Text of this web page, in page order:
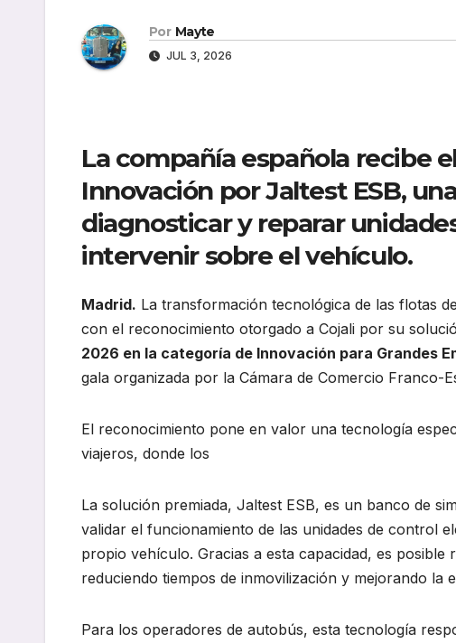
Por Mayte
JUL 3, 2026
La compañía española recibe
Innovación por Jaltest ESB,
diagnosticar y reparar
intervenir sobre el vehículo.
Madrid. La transformación tecnológica de las flotas
con el reconocimiento otorgado a Cojali por su
2026 en la categoría de Innovación para Grandes
gala organizada por la Cámara de Comercio Franco-
El reconocimiento pone en valor una tecnología
viajeros, donde los
La solución premiada, Jaltest ESB, es un banco de
validar el funcionamiento de las unidades de control
propio vehículo. Gracias a esta capacidad, es
reduciendo tiempos de inmovilización y mejorando la
Para los operadores de autobús, esta tecnología